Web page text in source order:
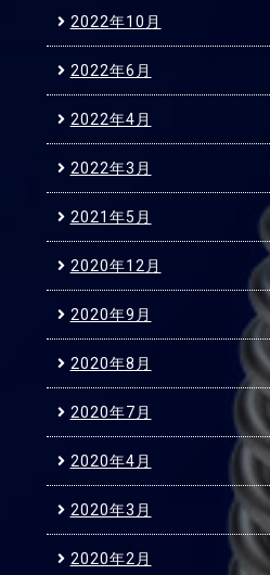
2022年10月
2022年6月
2022年4月
2022年3月
2021年5月
2020年12月
2020年9月
2020年8月
2020年7月
2020年4月
2020年3月
2020年2月